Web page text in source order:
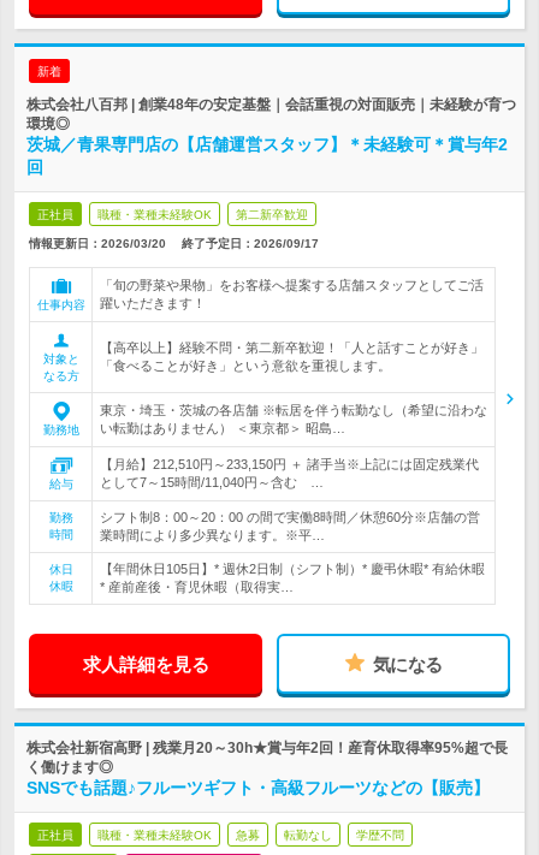
新着
株式会社八百邦 | 創業48年の安定基盤｜会話重視の対面販売｜未経験が育つ
環境◎
茨城／青果専門店の【店舗運営スタッフ】＊未経験可＊賞与年2
回
正社員 職種・業種未経験OK 第二新卒歓迎
情報更新日：2026/03/20 終了予定日： 2026/09/17
仕事内容
「旬の野菜や果物」をお客様へ提案する店舗スタッフとしてご活
躍いただきます！
対象と
なる方
【高卒以上】経験不問・第二新卒歓迎！「人と話すことが好き」
「食べることが好き」という意欲を重視します。
勤務地
東京・埼玉・茨城の各店舗 ※転居を伴う転勤なし（希望に沿わな
い転勤はありません） ＜東京都＞ 昭島…
給与
【月給】212,510円～233,150円 ＋ 諸手当※上記には固定残業代
として7～15時間/11,040円～含む …
勤務
時間
シフト制8：00～20：00 の間で実働8時間／休憩60分※店舗の営
業時間により多少異なります。※平…
休日
休暇
【年間休日105日】* 週休2日制（シフト制）* 慶弔休暇* 有給休暇
* 産前産後・育児休暇（取得実…
求人詳細を見る 気になる
株式会社新宿高野 | 残業月20～30h★賞与年2回！産育休取得率95%超で長
く働けます◎
SNSでも話題♪フルーツギフト・高級フルーツなどの【販売】
正社員 職種・業種未経験OK 急募 転勤なし 学歴不問